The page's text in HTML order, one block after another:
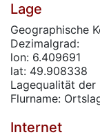
Lage
Geographische
Dezimalgrad:
lon: 6.409691
lat: 49.908338
Lagequalität der
Flurname:
Internet